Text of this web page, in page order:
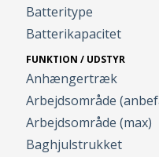
Batteritype
Batterikapacitet
FUNKTION / UDSTYR
Anhængertræk
Arbejdsområde
Arbejdsområde (max)
Baghjulstrukket